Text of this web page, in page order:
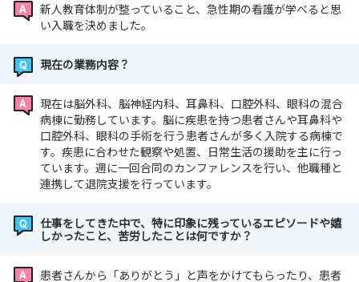
新人教育体制が整っていること、急性期の看護が学べると思
い入職を決めました。
現在の業務内容？
現在は脳外科、脳神経内科、耳鼻科、口腔外科、眼科の混合
病棟に勤務しています。脳に疾患を持つ患者さんや耳鼻科や
口腔外科、眼科の手術を行う患者さんが多く入院する病棟で
す。疾患に合わせた観察や処置、日常生活の援助を主に行っ
ています。週に一回合同のカンファレンスを行い、他職種と
連携して退院支援を行っています。
仕事をしてきた中で、特に印象に残っているエピソードや嬉
しかったこと、苦労したことは何ですか？
患者さんから「ありがとう」と声をかけてもらったり、患者